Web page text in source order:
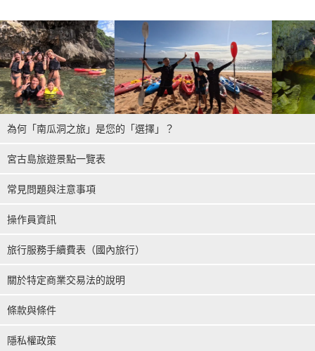
為何「南瓜洞之旅」是您的「選擇」？
宮古島旅遊景點一覽表
常見問題與注意事項
操作員資訊
旅行服務手續費表（國內旅行）
關於特定商業交易法的說明
條款與條件
隱私權政策